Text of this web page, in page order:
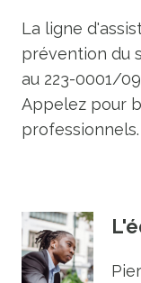
La ligne
prévention du
au 223-0001/
Appelez pour
professionnels.